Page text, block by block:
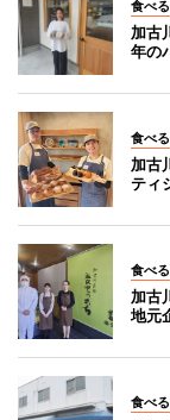
食べる
加古
年の
食べる
加古
ティ
食べる
加古
地元
食べる